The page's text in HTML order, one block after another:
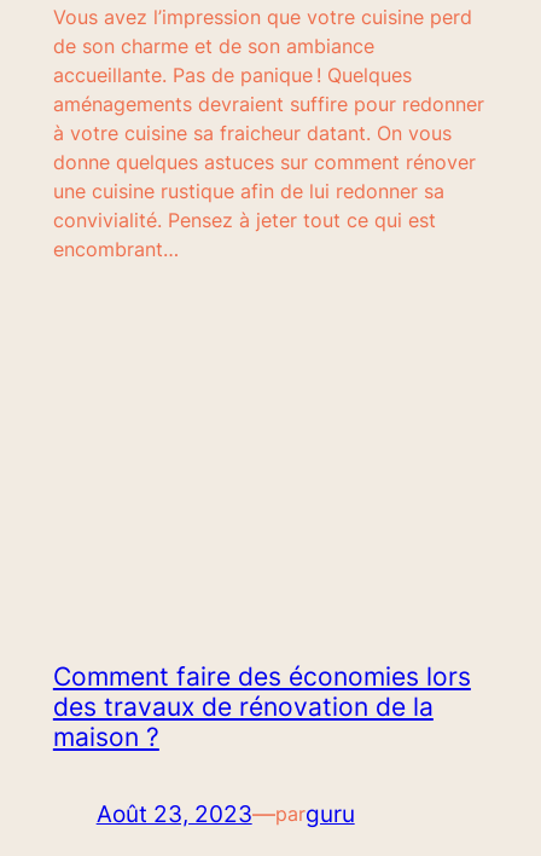
Vous avez l’impression que votre cuisine perd
de son charme et de son ambiance
accueillante. Pas de panique ! Quelques
aménagements devraient suffire pour redonner
à votre cuisine sa fraicheur datant. On vous
donne quelques astuces sur comment rénover
une cuisine rustique afin de lui redonner sa
convivialité. Pensez à jeter tout ce qui est
encombrant…
Comment faire des économies lors
des travaux de rénovation de la
maison ?
Août 23, 2023—parguru